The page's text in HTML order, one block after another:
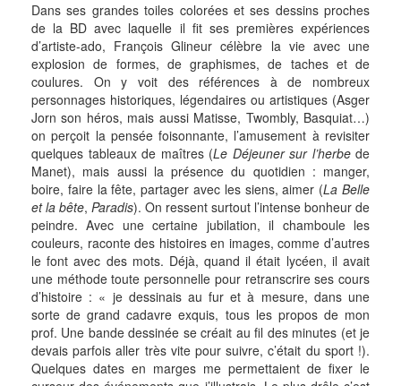
Dans ses grandes toiles colorées et ses dessins proches
de la BD avec laquelle il fit ses premières expériences
d’artiste-ado, François Glineur célèbre la vie avec une
explosion de formes, de graphismes, de taches et de
coulures. On y voit des références à de nombreux
personnages historiques, légendaires ou artistiques (Asger
Jorn son héros, mais aussi Matisse, Twombly, Basquiat…)
on perçoit la pensée foisonnante, l’amusement à revisiter
quelques tableaux de maîtres (Le Déjeuner sur l’herbede
Manet), mais aussi la présence du quotidien : manger,
boire, faire la fête, partager avec les siens, aimer (La Belle
et la bête, Paradis). On ressent surtout l’intense bonheur de
peindre. Avec une certaine jubilation, il chamboule les
couleurs, raconte des histoires en images, comme d’autres
le font avec des mots. Déjà, quand il était lycéen, il avait
une méthode toute personnelle pour retranscrire ses cours
d’histoire : « je dessinais au fur et à mesure, dans une
sorte de grand cadavre exquis, tous les propos de mon
prof. Une bande dessinée se créait au fil des minutes (et je
devais parfois aller très vite pour suivre, c’était du sport !).
Quelques dates en marges me permettaient de fixer le